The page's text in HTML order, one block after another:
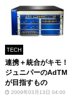
TECH
連携＋統合がキモ！
ジュニパーのAdTM
が目指すもの
2009年03月13日 04:00